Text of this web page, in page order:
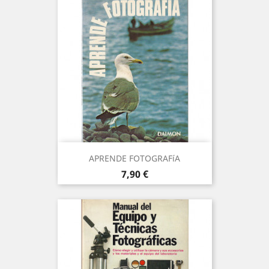
APRENDE FOTOGRAFíA
Precio
7,90 €